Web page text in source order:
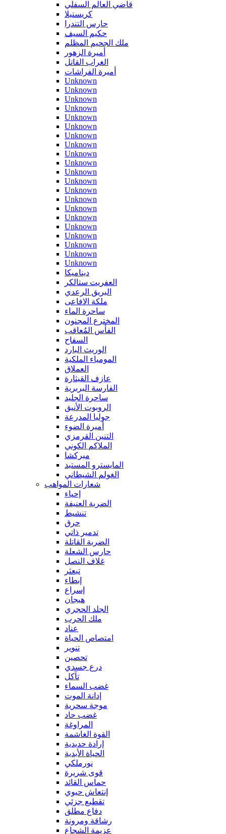
قاضي العالم السفلي
كريستيلا
حارس التندرا
حكيم السيف
ملك الجحيم المظلم
أميرة الزهور
الغراب القاتل
أميرة الفراشات
Unknown
Unknown
Unknown
Unknown
Unknown
Unknown
Unknown
Unknown
Unknown
Unknown
Unknown
Unknown
Unknown
Unknown
Unknown
Unknown
Unknown
Unknown
Unknown
Unknown
Unknown
ديناميكا
العفريت ستالكر
البريق الرعدي
ملكة الافاعى
ساحرة الماء
المخترع المجنون
الفأس المُعاقب
السفاح
الوريث البارد
المومياء الملكية
العملاق
عازف القيثارة
الفارسة البربرية
ساحرة الجليد
الروبوت الأنيق
جوليا المدرعة
أميرة الضوء
التنين القرمزي
الملاكم الكوني
ميركشا
المايسترو المستبد
الغولم الشيطاني
شعارات المواهب
إحياء
الضربة العنيفة
تنشيط
حرق
تدمير ذاتي
الضربة القاتلة
حارس الشعلة
غلاف النصل
تبعثر
إبطاء
إسراع
هيجان
الجلد الحجري
ملك الحرب
عناد
امتصاص الحياة
تنوير
تحصين
درع جسدي
تآكل
غضب السماء
إدانة الموت
موجة سحرية
غضب حاد
المراوغة
القوة الغاشمة
إرادة حديدية
الحياة الأبدية
نورملكي
قوى شريرة
حماس القائد
إنتعاش حيوي
تقطيع جزئي
دفاع مطلق
رشاقة ومرونة
عزيمة الشجاع